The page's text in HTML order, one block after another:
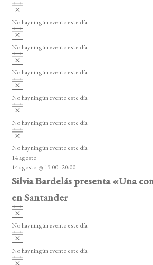
e
E
v
e
n
t
o
s
o
A
v
i
o
No hay ningún evento este día.
A
v
i
o
No hay ningún evento este día.
A
v
i
o
No hay ningún evento este día.
A
v
i
o
No hay ningún evento este día.
A
v
i
o
No hay ningún evento este día.
A
v
i
s
o
No hay ningún evento este día.
14 agosto
14 agosto @ 19:00-20:00
Silvia Bardelás presenta «Una
en Santander
A
v
i
o
No hay ningún evento este día.
A
v
i
No hay ningún evento este día.
A